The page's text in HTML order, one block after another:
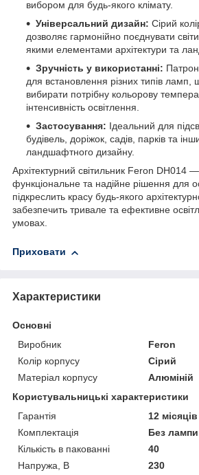
вибором для будь-якого клімату.
Універсальний дизайн: Сірий
дозволяє гармонійно поєднувати
якими елементами архітектури та
Зручність у використанні:
для встановлення різних типів ламп,
вибирати потрібну кольорову
інтенсивність освітлення.
Застосування: Ідеальний для
будівель, доріжок, садів, парків та
ландшафтного дизайну.
Архітектурний світильник Feron DH014
функціональне та надійне рішення для
підкреслить красу будь-якого
забезпечить тривале та ефективне
умовах.
Приховати
Характеристики
Основні
Виробник
Feron
Колір корпусу
Сірий
Матеріал корпусу
Алюміній
Користувальницькі характеристики
Гарантія
12 місяців
Комплектація
Без лампи
Кількість в пакованні
40
Напружа, В
230